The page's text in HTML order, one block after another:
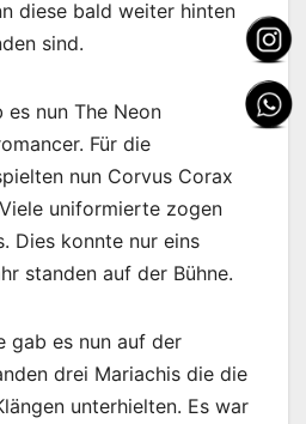
diese bald weiter hinten
sind.
es nun The Neon
Für die
nun Corvus Corax
uniformierte zogen
Dies konnte nur eins
standen auf der Bühne.
gab es nun auf der
drei Mariachis die die
unterhielten. Es war